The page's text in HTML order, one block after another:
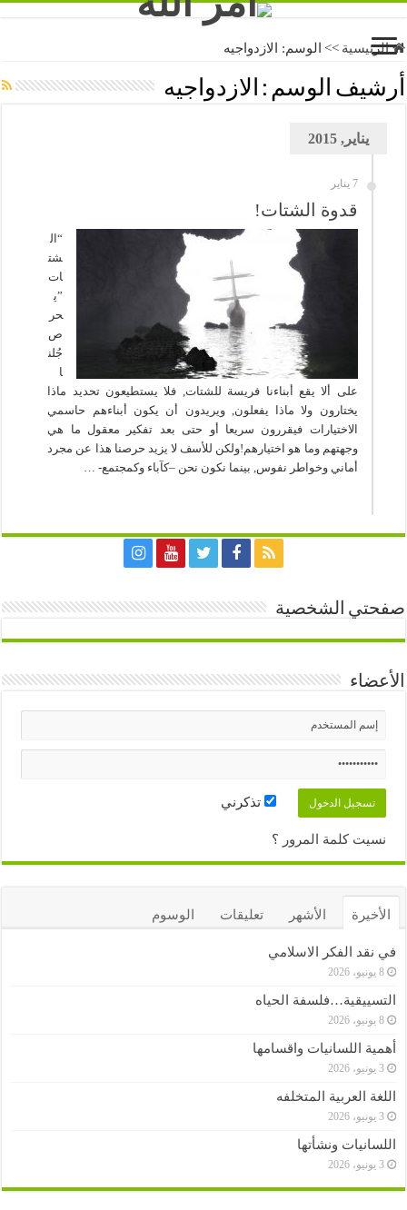
الرئيسية >> الوسم: الازدواجيه
أرشيف الوسم : الازدواجيه
يناير, 2015
7 يناير
قدوة الشتات!
“ال
شت
ات
”ي
حر
ص
جُلن
ا
على ألا يقع أبناءنا فريسة للشتات, فلا يستطيعون تحديد ماذا
يختارون ولا ماذا يفعلون, ويريدون أن يكون أبناءهم حاسمي
الاختيارات فيقررون سريعا أو حتى بعد تفكير معقول ما هي
وجهتهم وما هو اختيارهم!ولكن للأسف لا يزيد حرصنا هذا عن مجرد
أماني وخواطر نفوس, بينما نكون نحن –كآباء وكمجتمع- …
صفحتي الشخصية
الأعضاء
تذكرني
نسيت كلمة المرور ؟
الأخيرة الأشهر تعليقات الوسوم
في نقد الفكر الاسلامي
8 يونيو، 2026
التسييقية…فلسفة الحياه
8 يونيو، 2026
أهمية اللسانيات واقسامها
3 يونيو، 2026
اللغة العربية المتخلفه
3 يونيو، 2026
اللسانيات ونشأتها
3 يونيو، 2026